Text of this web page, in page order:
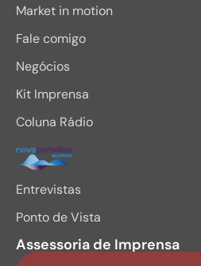
Market in motion
Fale comigo
Negócios
Kit Imprensa
Coluna Rádio
Entrevistas
Ponto de Vista
Assessoria de Imprensa